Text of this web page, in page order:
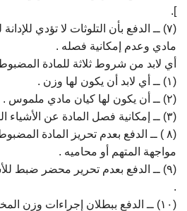
].
(۷) ــ الدفع بأن التلوثات لا تؤدي
مادي وعدم إمكانية فصله .
أي لابد من شروط ثلاثة للمادة
(۱) ــ أي لابد أن يكون لها وزن .
(۲) ــ أن يكون لها كيان مادي ملموس .
(۳) ــ إمكانية فصل المادة عن الأشياء المضبوطة لها .
(۸ ) ــ الدفع بعدم تحريز المادة
مواجهة المتهم أو محاميه .
(۹) ــ الدفع بعدم تحرير محضر ضبط
.
(۱۰) ــ الدفع ببطلان إجراءات وزن